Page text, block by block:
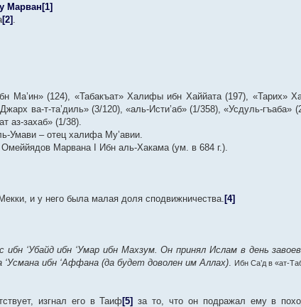
Марван[1]
[2]
Ма’ин» (124), «Табакъат» Халифы ибн Хаййата (197), «Тарих»
ва-т-та’диль» (3/120), «аль-Исти’аб» (1/358), «Усдуль-гъаба»
аз-захаб» (1/38).
Умави – отец халифа Му’авии.
Марвана I Ибн аль-Хакама (ум. в 684 г.).
и у него была малая доля сподвижничества. [4]
‘Убайд ибн ‘Умар ибн Махзум. Он принял Ислам в день
ибн ‘Аффана (да будет доволен им Аллах)
Ибн Са’д в «ат-
изгнал его в Таиф[5] за то, что он подражал ему в